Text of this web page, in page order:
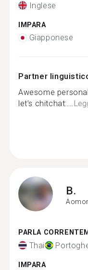
Inglese
IMPARA
Giapponese
Partner
Awesome
let’s chitchat:...
B.
PARLA
Thai
IMPARA